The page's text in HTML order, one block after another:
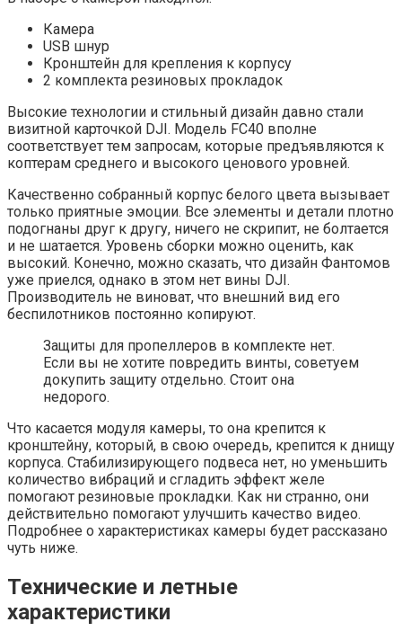
Камера
USB шнур
Кронштейн для крепления к корпусу
2 комплекта резиновых прокладок
Высокие технологии и стильный дизайн давно стали
визитной карточкой DJI. Модель FC40 вполне
соответствует тем запросам, которые предъявляются к
коптерам среднего и высокого ценового уровней.
Качественно собранный корпус белого цвета вызывает
только приятные эмоции. Все элементы и детали плотно
подогнаны друг к другу, ничего не скрипит, не болтается
и не шатается. Уровень сборки можно оценить, как
высокий. Конечно, можно сказать, что дизайн Фантомов
уже приелся, однако в этом нет вины DJI.
Производитель не виноват, что внешний вид его
беспилотников постоянно копируют.
Защиты для пропеллеров в комплекте нет.
Если вы не хотите повредить винты, советуем
докупить защиту отдельно. Стоит она
недорого.
Что касается модуля камеры, то она крепится к
кронштейну, который, в свою очередь, крепится к днищу
корпуса. Стабилизирующего подвеса нет, но уменьшить
количество вибраций и сгладить эффект желе
помогают резиновые прокладки. Как ни странно, они
действительно помогают улучшить качество видео.
Подробнее о характеристиках камеры будет рассказано
чуть ниже.
Технические и летные
характеристики